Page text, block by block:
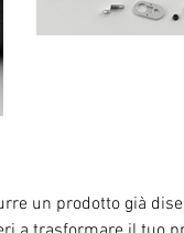
un prodotto già